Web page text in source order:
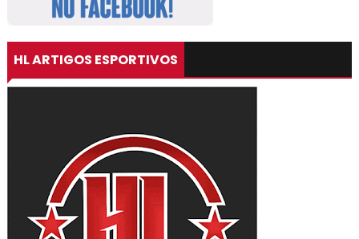
HL ARTIGOS ESPORTIVOS